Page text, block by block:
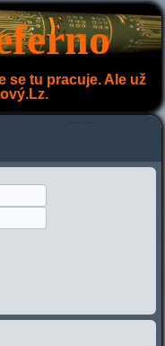
se tu pracuje. Ale už